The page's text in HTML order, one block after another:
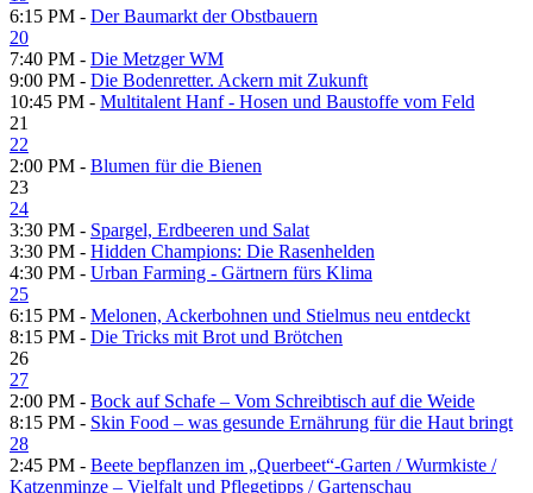
6:15 PM - Der Baumarkt der Obstbauern
20
7:40 PM - Die Metzger WM
9:00 PM - Die Bodenretter. Ackern mit Zukunft
10:45 PM - Multitalent Hanf - Hosen und Baustoffe vom Feld
21
22
2:00 PM - Blumen für die Bienen
23
24
3:30 PM - Spargel, Erdbeeren und Salat
3:30 PM - Hidden Champions: Die Rasenhelden
4:30 PM - Urban Farming - Gärtnern fürs Klima
25
6:15 PM - Melonen, Ackerbohnen und Stielmus neu entdeckt
8:15 PM - Die Tricks mit Brot und Brötchen
26
27
2:00 PM - Bock auf Schafe – Vom Schreibtisch auf die Weide
8:15 PM - Skin Food – was gesunde Ernährung für die Haut bringt
28
2:45 PM - Beete bepflanzen im „Querbeet“-Garten /​ Wurmkiste /​
Katzenminze – Vielfalt und Pflegetipps /​ Gartenschau